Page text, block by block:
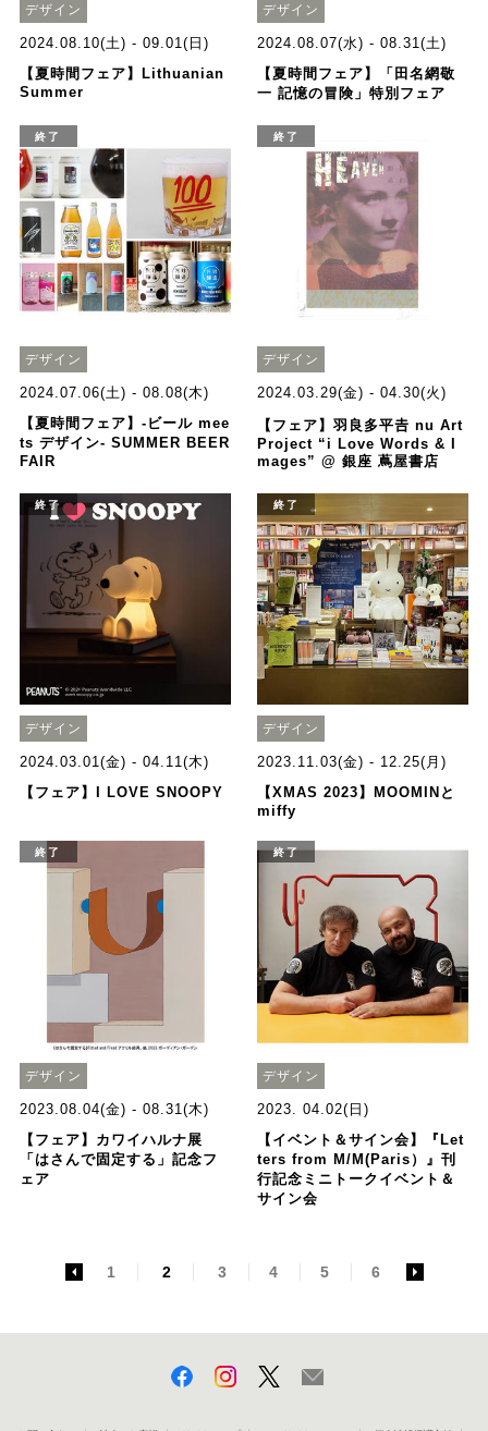
デザイン
2024.08.10(土) - 09.01(日)
【夏時間フェア】Lithuanian
Summer
デザイン
2024.08.07(水) - 08.31(土)
【夏時間フェア】「田名網敬
一 記憶の冒険」特別フェア
終了
デザイン
2024.07.06(土) - 08.08(木)
【夏時間フェア】‐ビール mee
ts デザイン‐ SUMMER BEER
FAIR
終了
デザイン
2024.03.29(金) - 04.30(火)
【フェア】羽良多平𠮷 nu Art
Project “i Love Words & I
mages” @ 銀座 蔦屋書店
終了
デザイン
2024.03.01(金) - 04.11(木)
【フェア】I LOVE SNOOPY
終了
デザイン
2023.11.03(金) - 12.25(月)
【XMAS 2023】MOOMINと
miffy
終了
デザイン
2023.08.04(金) - 08.31(木)
【フェア】カワイハルナ展
「はさんで固定する」記念フ
ェア
終了
デザイン
2023. 04.02(日)
【イベント＆サイン会】『Let
ters from M/M(Paris）』刊
行記念ミニトークイベント＆
サイン会
1 2 3 4 5 6